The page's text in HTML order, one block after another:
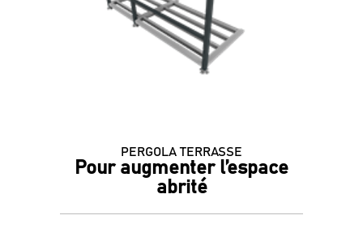
PERGOLA TERRASSE
Pour augmenter l’espace
abrité